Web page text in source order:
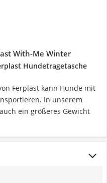
With-Me Winter
Hundetragetasche
Ferplast kann Hunde mit
In unserem
ein größeres Gewicht